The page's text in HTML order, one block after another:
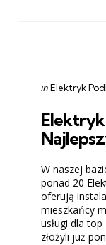
Categories
Posted
inElektryk
Elektryk
W naszej
ponad 20
oferują
mieszkańcy
usługi dla
złożyli już